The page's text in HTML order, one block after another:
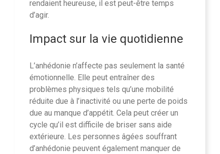
rendaient heureuse, il est peut-être temps
d’agir.
Impact sur la vie quotidienne
L’anhédonie n’affecte pas seulement la santé
émotionnelle. Elle peut entraîner des
problèmes physiques tels qu’une mobilité
réduite due à l’inactivité ou une perte de poids
due au manque d’appétit. Cela peut créer un
cycle qu’il est difficile de briser sans aide
extérieure. Les personnes âgées souffrant
d’anhédonie peuvent également manquer de